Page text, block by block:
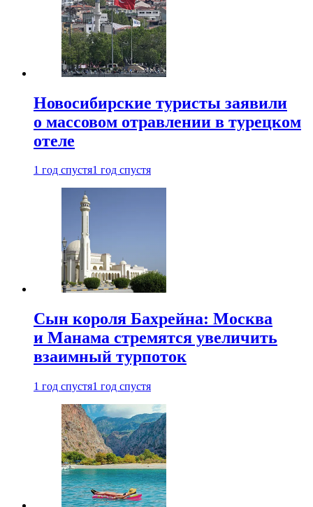
Новосибирские туристы заявили
о массовом отравлении в турецком
отеле
1 год спустя1 год спустя
Сын короля Бахрейна: Москва
и Манама стремятся увеличить
взаимный турпоток
1 год спустя1 год спустя